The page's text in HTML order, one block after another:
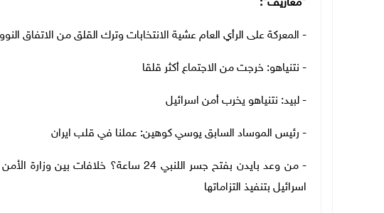
"معاريف":
- المعركة على الرأي العام عشية الانتخابات وترك القلق من الاتفاق
- نتنياهو: خرجت من الاجتماع أكثر قلقا
- لبيد: نتنياهو يخرب أمن اسرائيل
- رئيس الموساد السابق يوسي كوهين: عملنا في قلب ايران
- من وعد بايدن بفتح جسر اللنبي 24 ساعة؟
اسرائيل بتنفيذ التزاماتها